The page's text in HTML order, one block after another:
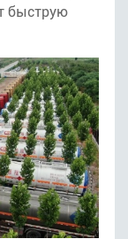
быструю